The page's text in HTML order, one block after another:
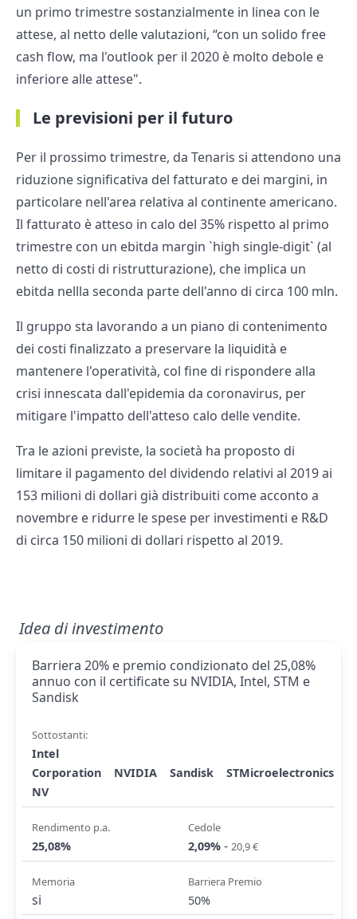
un primo trimestre sostanzialmente in linea con le
attese, al netto delle valutazioni, “con un solido free
cash flow, ma l'outlook per il 2020 è molto debole e
inferiore alle attese".
Le previsioni per il futuro
Per il prossimo trimestre, da Tenaris si attendono una
riduzione significativa del fatturato e dei margini, in
particolare nell'area relativa al continente americano.
Il fatturato è atteso in calo del 35% rispetto al primo
trimestre con un ebitda margin `high single-digit` (al
netto di costi di ristrutturazione), che implica un
ebitda nellla seconda parte dell'anno di circa 100 mln.
Il gruppo sta lavorando a un piano di contenimento
dei costi finalizzato a preservare la liquidità e
mantenere l'operatività, col fine di rispondere alla
crisi innescata dall'epidemia da coronavirus, per
mitigare l'impatto dell'atteso calo delle vendite.
Tra le azioni previste, la società ha proposto di
limitare il pagamento del dividendo relativi al 2019 ai
153 milioni di dollari già distribuiti come acconto a
novembre e ridurre le spese per investimenti e R&D
di circa 150 milioni di dollari rispetto al 2019.
Idea di investimento
Barriera 20% e premio condizionato del 25,08%
annuo con il certificate su NVIDIA, Intel, STM e
Sandisk
Sottostanti:
Intel
Corporation
NVIDIA Sandisk
STMicroelectronics
NV
Rendimento p.a.
25,08%
Cedole
2,09% - 20,9 €
Memoria
si
Barriera Premio
50%